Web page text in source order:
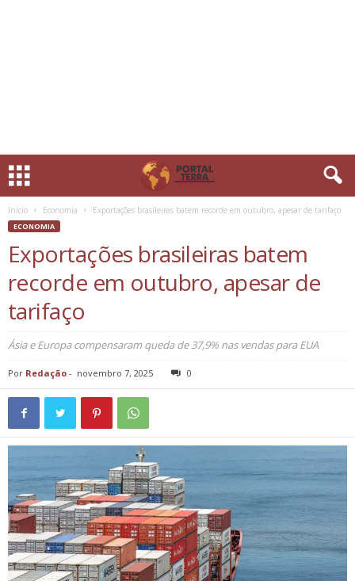
Início Economia Exportações brasileiras batem recorde em outubro, apesar de tarifaço
ECONOMIA
Exportações brasileiras batem
recorde em outubro, apesar de
tarifaço
Ásia e Europa compensaram queda de 37,9% nas vendas para EUA
Por Redação - novembro 7, 2025 0